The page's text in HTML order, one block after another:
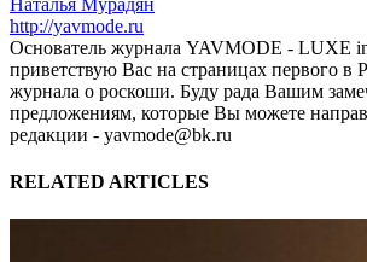
http://yavmode.ru
Основатель журнала YAVMODE - LUXE
приветствую Вас на страницах первого в
журнала о роскоши. Буду рада Вашим
предложениям, которые Вы можете
редакции - yavmode@bk.ru
RELATED ARTICLES